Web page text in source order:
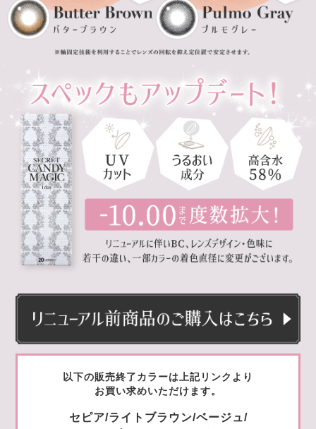
以下の販売終了カラーは上記リンクより
お買い求めいただけます。
セピア/ライトブラウン/ベージュ/